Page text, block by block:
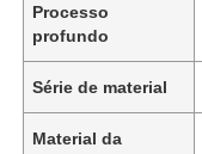
Processo
profundo
Série de material
Material da